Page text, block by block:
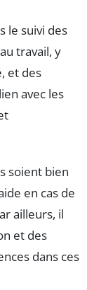
le suivi des
travail, y
et des
avec les
soient bien
en cas de
ailleurs, il
et des
dans ces